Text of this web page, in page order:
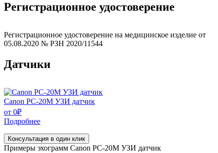
Регистрационное удостоверение
Регистрационное удостоверение на медицинское изделие от
05.08.2020 № РЗН 2020/11544
Датчики
Canon PC-20M УЗИ датчик
от 0₽
Подробнее
Консультация в один клик
Примеры эхограмм Canon PC-20M УЗИ датчик